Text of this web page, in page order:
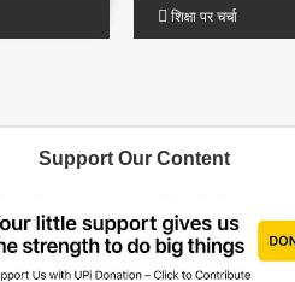
शिक्षा पर चर्चा
Support Our Content